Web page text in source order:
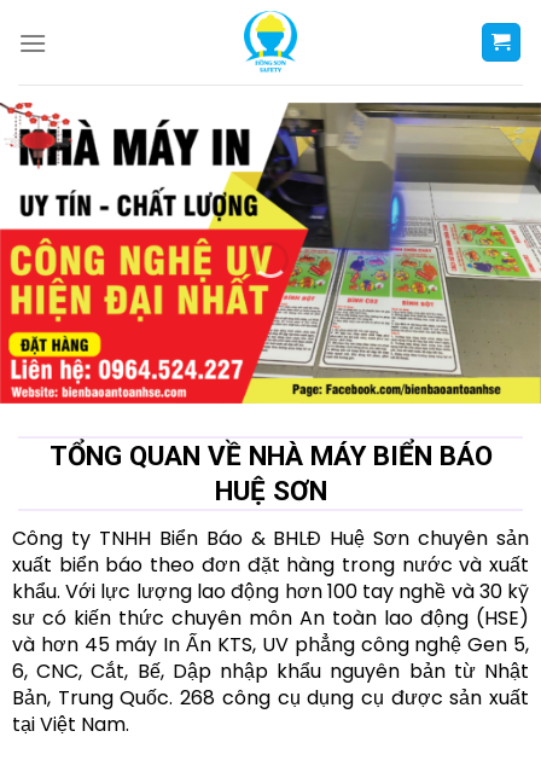
TỔNG QUAN VỀ NHÀ MÁY BIỂN BÁO
HUỆ SƠN
Công ty TNHH Biển Báo & BHLĐ Huệ Sơn chuyên sản
xuất biển báo theo đơn đặt hàng trong nước và xuất
khẩu. Với lực lượng lao động hơn 100 tay nghề và 30 kỹ
sư có kiến thức chuyên môn An toàn lao động (HSE)
và hơn 45 máy In Ấn KTS, UV phẳng công nghệ Gen 5,
6, CNC, Cắt, Bế, Dập nhập khẩu nguyên bản từ Nhật
Bản, Trung Quốc. 268 công cụ dụng cụ được sản xuất
tại Việt Nam.